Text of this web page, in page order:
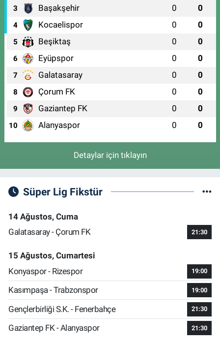
ARİTMİ OSMANGAZİ HASTANESİ ACİL YANI)
0 (224) 251 33 44
3 Başakşehir 0 0
4 Kocaelispor 0 0
5 Beşiktaş 0 0
6 Eyüpspor 0 0
7 Galatasaray 0 0
8 Çorum FK 0 0
9 Gaziantep FK 0 0
10 Alanyaspor 0 0
Detaylar için tıklayın
Süper Lig Fikstür
14 Ağustos, Cuma
Galatasaray - Çorum FK
21:30
15 Ağustos, Cumartesi
Konyaspor - Rizespor
19:00
Kasımpaşa - Trabzonspor 19:00
Gençlerbirliği S.K. - Fenerbahçe 21:30
Gaziantep FK - Alanyaspor 21:30